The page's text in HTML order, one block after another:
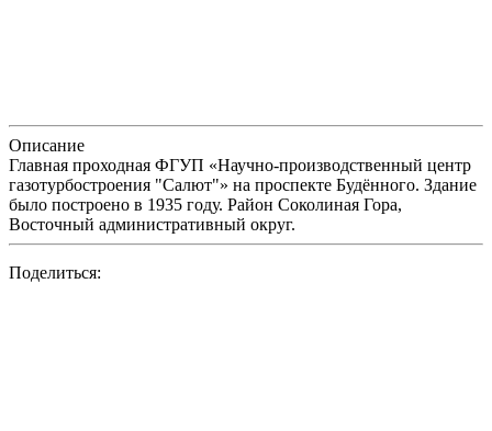
Описание
Главная проходная ФГУП «Научно-производственный центр
газотурбостроения "Салют"» на проспекте Будённого. Здание
было построено в 1935 году. Район Соколиная Гора,
Восточный административный округ.
Поделиться: